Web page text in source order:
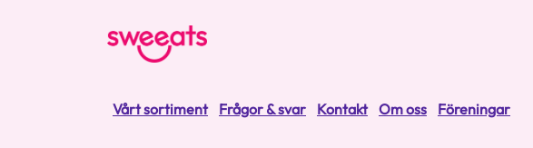
Vårt sortiment Frågor & svar Kontakt Om oss Föreningar